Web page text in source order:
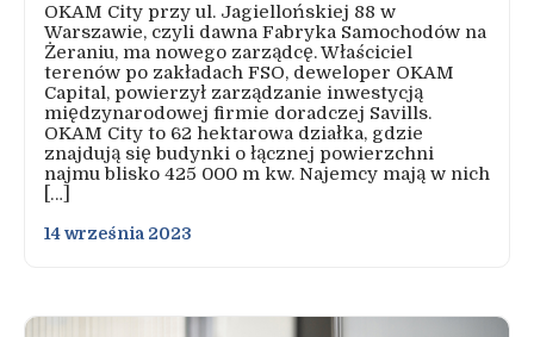
OKAM City przy ul. Jagiellońskiej 88 w
Warszawie, czyli dawna Fabryka Samochodów na
Żeraniu, ma nowego zarządcę. Właściciel
terenów po zakładach FSO, deweloper OKAM
Capital, powierzył zarządzanie inwestycją
międzynarodowej firmie doradczej Savills.
OKAM City to 62 hektarowa działka, gdzie
znajdują się budynki o łącznej powierzchni
najmu blisko 425 000 m kw. Najemcy mają w nich
[…]
14 września 2023